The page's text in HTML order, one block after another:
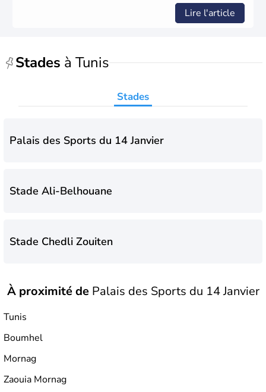
Lire l'article
Stades à Tunis
Stades
Palais des Sports du 14 Janvier
Stade Ali-Belhouane
Stade Chedli Zouiten
Stade Municipal de Hammam-Lif
Stade Olympique Hammadi Agrebi
À proximité dePalais des Sports du 14 Janvier
Tunis
Boumhel
Mornag
Zaouia Mornag